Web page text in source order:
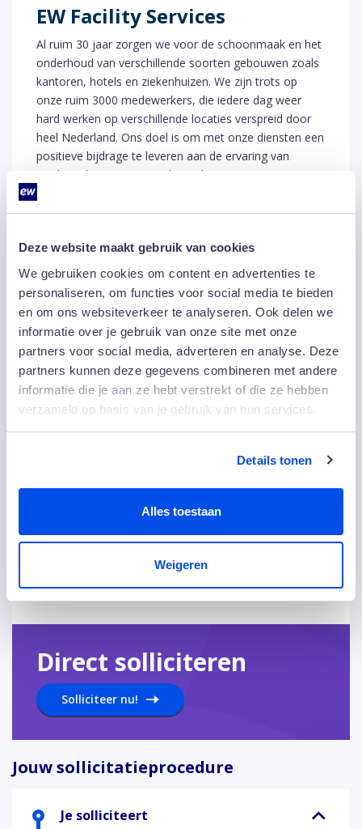
Deze website maakt gebruik van cookies
We gebruiken cookies om content en advertenties te
personaliseren, om functies voor social media te bieden
en om ons websiteverkeer te analyseren. Ook delen we
informatie over je gebruik van onze site met onze
partners voor social media, adverteren en analyse. Deze
partners kunnen deze gegevens combineren met andere
informatie die je aan ze hebt verstrekt of die ze hebben
verzameld op basis van je gebruik van hun services.
Details tonen
Alles toestaan
Weigeren
EW Facility Services
Al ruim 30 jaar zorgen we voor de schoonmaak en het
onderhoud van verschillende soorten gebouwen zoals
kantoren, hotels en ziekenhuizen. We zijn trots op
onze ruim 3000 medewerkers, die iedere dag weer
hard werken op verschillende locaties verspreid door
heel Nederland. Ons doel is om met onze diensten een
positieve bijdrage te leveren aan de ervaring van
medewerkers, gasten en bezoekers van onze
Jij bent
Flexibel beschikbaar en kunt op verschillende
tijden en dagen werken
Zelfstandig en spreekt Nederlands en/of Engels
Nauwkeurig en houdt van een schone omgeving
Woonachtig in Amersfoort of directe omgeving
Ervaring in de schoonmaak is handig, maar niet nodig.
nu en hopelijk zien we je snel!
Direct solliciteren
Solliciteer nu!
Jouw sollicitatieprocedure
Je solliciteert